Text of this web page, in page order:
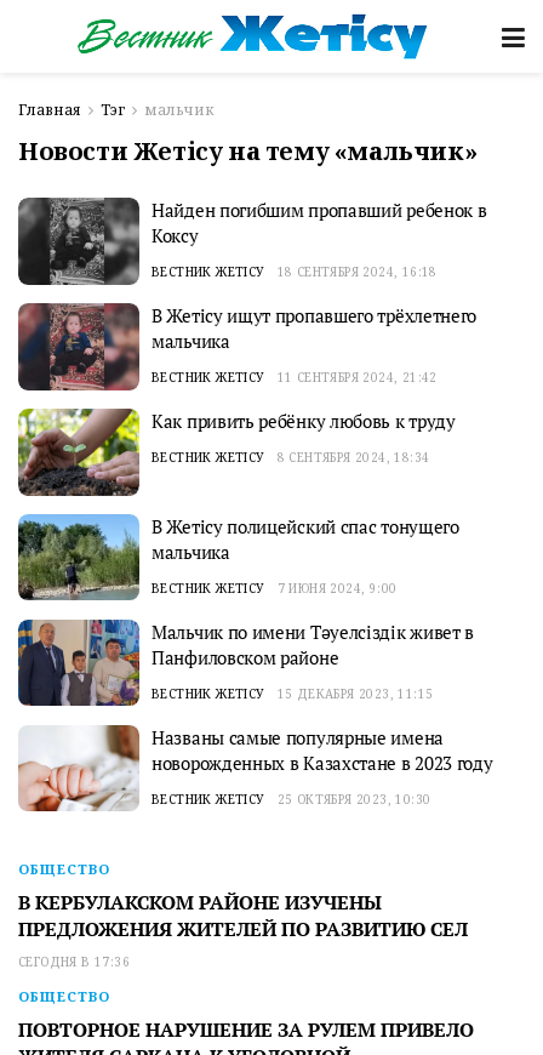
Главная Тэг мальчик
Новости Жетісу на тему «мальчик»
Найден погибшим пропавший ребенок в
Коксу
ВЕСТНИК ЖЕТІСУ 18 СЕНТЯБРЯ 2024, 16:18
В Жетісу ищут пропавшего трёхлетнего
мальчика
ВЕСТНИК ЖЕТІСУ 11 СЕНТЯБРЯ 2024, 21:42
Как привить ребёнку любовь к труду
ВЕСТНИК ЖЕТІСУ 8 СЕНТЯБРЯ 2024, 18:34
В Жетісу полицейский спас тонущего
мальчика
ВЕСТНИК ЖЕТІСУ 7 ИЮНЯ 2024, 9:00
Мальчик по имени Тәуелсіздік живет в
Панфиловском районе
ВЕСТНИК ЖЕТІСУ 15 ДЕКАБРЯ 2023, 11:15
Названы самые популярные имена
новорожденных в Казахстане в 2023 году
ВЕСТНИК ЖЕТІСУ 25 ОКТЯБРЯ 2023, 10:30
ОБЩЕСТВО
В КЕРБУЛАКСКОМ РАЙОНЕ ИЗУЧЕНЫ
ПРЕДЛОЖЕНИЯ ЖИТЕЛЕЙ ПО РАЗВИТИЮ СЕЛ
СЕГОДНЯ В 17:36
ОБЩЕСТВО
ПОВТОРНОЕ НАРУШЕНИЕ ЗА РУЛЕМ ПРИВЕЛО